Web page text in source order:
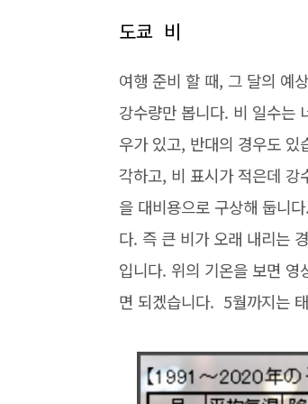
도쿄 비
여행 준비 할 때, 그 달의 예
강수량만 봅니다. 비 일수는
우가 있고, 반대의 경우도
각하고, 비 표시가 적은데
을 대비용으로 구상해 둡니
다. 즉 큰 비가 오래 내리는
입니다. 위의 기온을 보면
면 되겠습니다. 5월까지는